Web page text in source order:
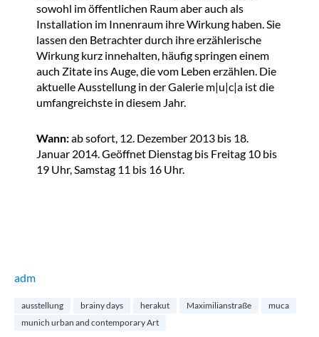
sowohl im öffentlichen Raum aber auch als
Installation im Innenraum ihre Wirkung haben. Sie
lassen den Betrachter durch ihre erzählerische
Wirkung kurz innehalten, häufig springen einem
auch Zitate ins Auge, die vom Leben erzählen. Die
aktuelle Ausstellung in der Galerie m|u|c|a ist die
umfangreichste in diesem Jahr.
Wann:ab sofort, 12. Dezember 2013 bis 18.
Januar 2014. Geöffnet Dienstag bis Freitag 10 bis
19 Uhr, Samstag 11 bis 16 Uhr.
adm
ausstellung brainy days herakut Maximilianstraße
muca
munich urban and contemporary Art